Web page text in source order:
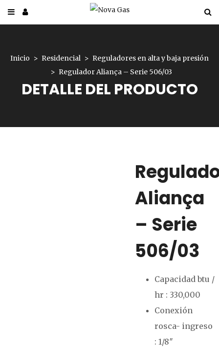
Inicio Residencial
Reguladores en alta y baja presión
Regulador Aliança – Serie 506/03
DETALLE DEL PRODUCTO
Aliança
– Serie
506/03
Capacidad btu /
hr : 330,000
Conexión
rosca- ingreso
: 1/8″